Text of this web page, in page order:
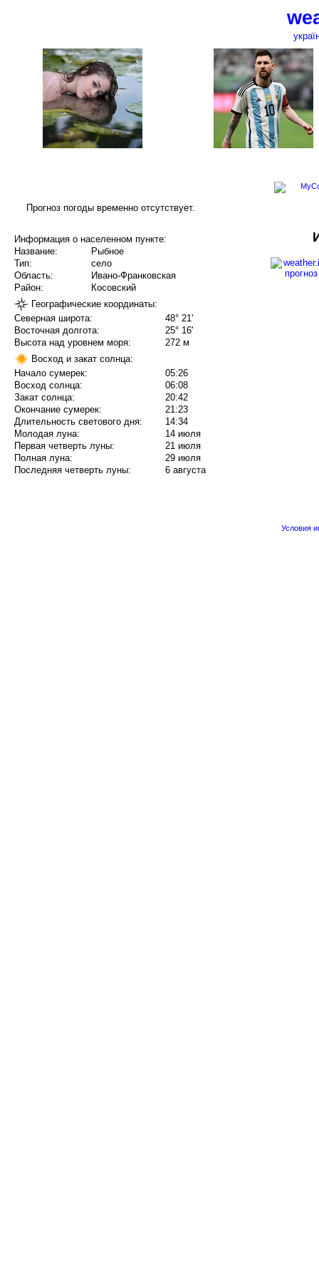
Прогноз погоды временно отсутствует.
Информация о населенном пункте:
Название:
Рыбное
Тип:
село
Область:
Ивано-Франковская
Район:
Косовский
Географические координаты:
Северная широта:
48° 21'
Восточная долгота:
25° 16'
Высота над уровнем моря:
272 м
Восход и закат солнца:
Начало сумерек:
05:26
Восход солнца:
06:08
Закат солнца:
20:42
Окончание сумерек:
21:23
Длительность светового дня:
14:34
Молодая луна:
14 июля
Первая четверть луны:
21 июля
Полная луна:
29 июля
Последняя четверть луны:
6 августа
Условия